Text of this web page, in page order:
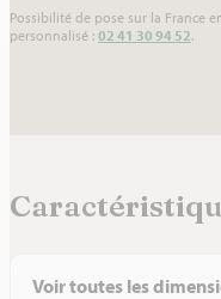
Possibilité de pose sur la France
personnalisé : 02 41 30 94 52.
Voir toutes les